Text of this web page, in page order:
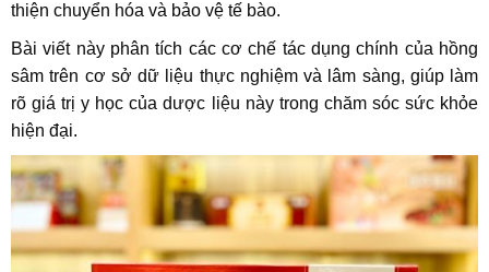
thiện chuyển hóa và bảo vệ tế bào.
Bài viết này phân tích các cơ chế tác dụng chính của hồng
sâm trên cơ sở dữ liệu thực nghiệm và lâm sàng, giúp làm
rõ giá trị y học của dược liệu này trong chăm sóc sức khỏe
hiện đại.